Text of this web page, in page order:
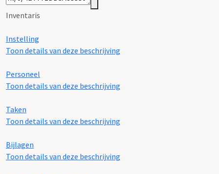
Inventaris
Instelling
Toon details van deze beschrijving
Personeel
Toon details van deze beschrijving
Taken
Toon details van deze beschrijving
Bijlagen
Toon details van deze beschrijving